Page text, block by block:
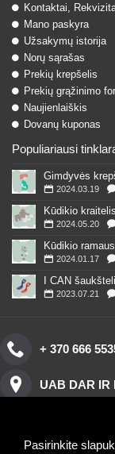
Pasirinkite
Kontaktai,
Mano paskyra
Užsakymų istorija
Norų sąrašas
Prekių krepšelis
Prekių grąžinimo
Naujienlaiškis
Dovanų kuponas
Populiariausi
Gimdyvės
2024.03.19
Kūdikio kraitelis
2024.05.20
Kūdikio
2024.01.17
I CAN
2023.07.21
+ 370 666
UAB DAR IR